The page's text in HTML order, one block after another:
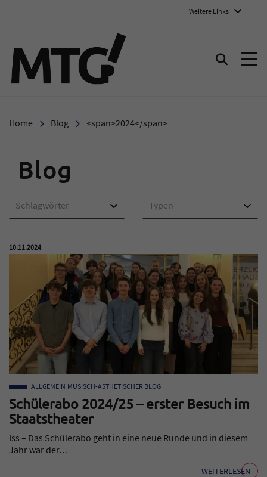
Weitere Links
Suchen
Home Blog <span>2024</span>
Blog
Schlagwörter Typen
Veröffentlicht am:
10.11.2024
Schülerabo 2024/25 – erster Besuch im
Staatstheater
ALLGEMEIN MUSISCH-ÄSTHETISCHER BLOG
Iss – Das Schülerabo geht in eine neue Runde und in diesem
Jahr war der…
WEITERLESEN